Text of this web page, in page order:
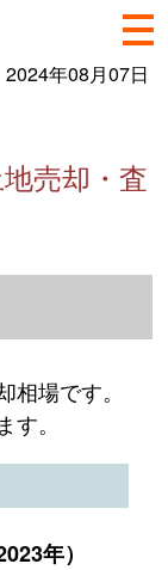
2024年08月07日
売却・査
場です。
。
年）